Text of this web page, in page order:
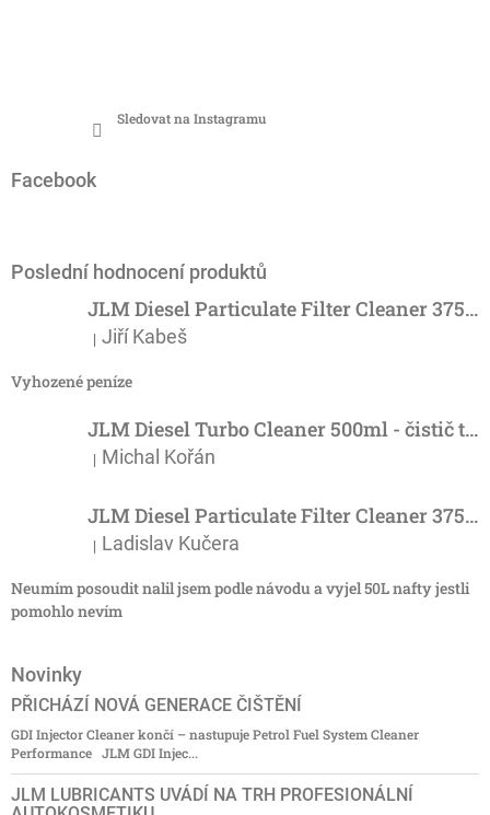
Sledovat na Instagramu
Facebook
Poslední hodnocení produktů
JLM Diesel Particulate Filter Cleaner 375ml - účinný čistič DPF
Hodnocení produktu je 5 z 5 hvězdiček.
| Jiří Kabeš
Vyhozené peníze
JLM Diesel Turbo Cleaner 500ml - čistič turba
Hodnocení produktu je 5 z 5 hvězdiček.
| Michal Kořán
JLM Diesel Particulate Filter Cleaner 375ml - účinný čistič DPF
Hodnocení produktu je 3 z 5 hvězdiček.
| Ladislav Kučera
Neumím posoudit nalil jsem podle návodu a vyjel 50L nafty jestli
pomohlo nevím
Novinky
PŘICHÁZÍ NOVÁ GENERACE ČIŠTĚNÍ
GDI Injector Cleaner končí – nastupuje Petrol Fuel System Cleaner
Performance JLM GDI Injec...
JLM LUBRICANTS UVÁDÍ NA TRH PROFESIONÁLNÍ